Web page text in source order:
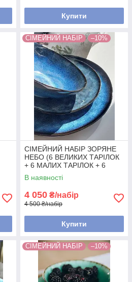
Купити
СІМЕЙНИЙ НАБІР –10%
СІМЕЙНИЙ НАБІР ЗОРЯНЕ
НЕБО (6 ВЕЛИКИХ ТАРІЛОК
+ 6 МАЛИХ ТАРІЛОК + 6
МИСОК)
В наявності
4 050 ₴/набір
4 500 ₴/набір
Купити
СІМЕЙНИЙ НАБІР –10%